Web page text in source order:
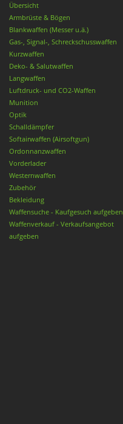
Übersicht
Armbrüste & Bögen
Blankwaffen (Messer u.ä.)
Gas-, Signal-, Schreckschusswaffen
Kurzwaffen
Deko- & Salutwaffen
Langwaffen
Luftdruck- und CO2-Waffen
Munition
Optik
Schalldämpfer
Softairwaffen (Airsoftgun)
Ordonnanzwaffen
Vorderlader
Westernwaffen
Zubehör
Bekleidung
Waffensuche - Kaufgesuch aufgeben
Waffenverkauf - Verkaufsangebot
aufgeben